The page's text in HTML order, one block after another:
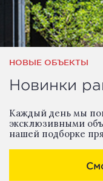
НОВЫЕ ОБЪЕКТЫ
Новинки
Каждый день мы
эксклюзивными
нашей подборке